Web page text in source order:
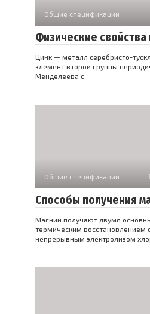
Общие спецификации
Физические свойства
Цинк — металл серебристо-
элемент второй группы
Менделеева с
Общие спецификации
Способы получения
Магний получают двумя
термическим восстановлением
непрерывным электролизом